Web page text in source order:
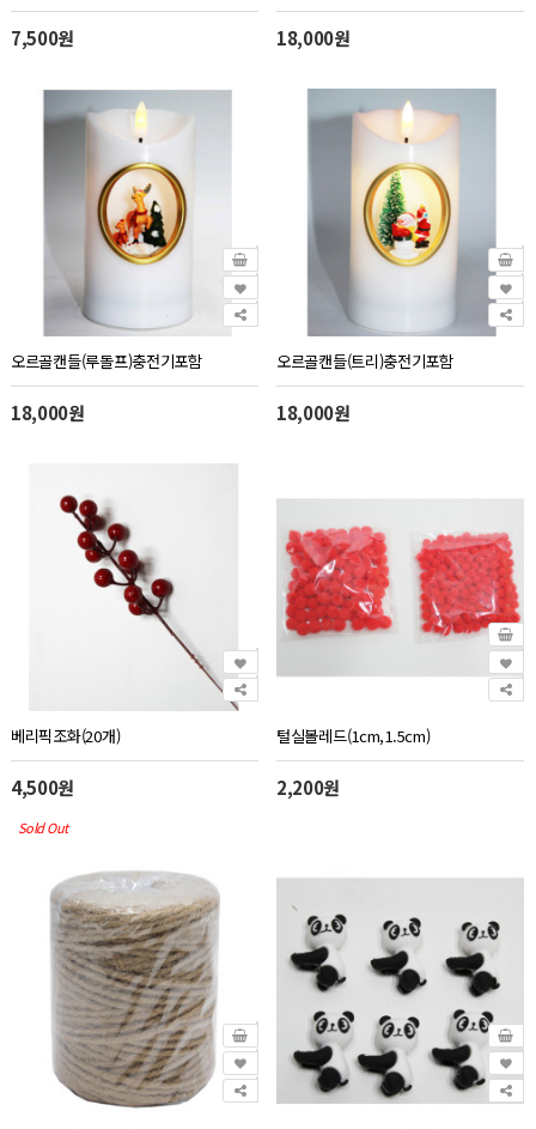
7,500원 18,000원
오르골캔들(루돌프)충전기포함
18,000원
오르골캔들(트리)충전기포함
18,000원
베리픽조화(20개)
4,500원
Sold Out
털실볼레드(1cm,1.5cm)
2,200원